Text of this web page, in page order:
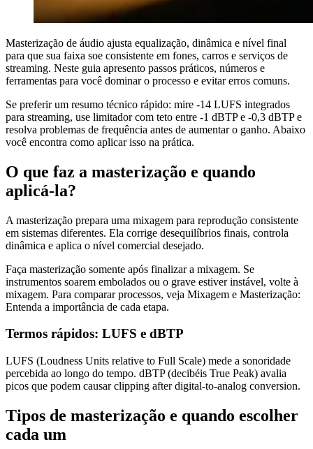
Masterização de áudio ajusta equalização, dinâmica e nível final
para que sua faixa soe consistente em fones, carros e serviços de
streaming. Neste guia apresento passos práticos, números e
ferramentas para você dominar o processo e evitar erros comuns.
Se preferir um resumo técnico rápido: mire -14 LUFS integrados
para streaming, use limitador com teto entre -1 dBTP e -0,3 dBTP e
resolva problemas de frequência antes de aumentar o ganho. Abaixo
você encontra como aplicar isso na prática.
O que faz a masterização e quando
aplicá-la?
A masterização prepara uma mixagem para reprodução consistente
em sistemas diferentes. Ela corrige desequilíbrios finais, controla
dinâmica e aplica o nível comercial desejado.
Faça masterização somente após finalizar a mixagem. Se
instrumentos soarem embolados ou o grave estiver instável, volte à
mixagem. Para comparar processos, veja Mixagem e Masterização:
Entenda a importância de cada etapa.
Termos rápidos: LUFS e dBTP
LUFS (Loudness Units relative to Full Scale) mede a sonoridade
percebida ao longo do tempo. dBTP (decibéis True Peak) avalia
picos que podem causar clipping after digital-to-analog conversion.
Tipos de masterização e quando escolher
cada um